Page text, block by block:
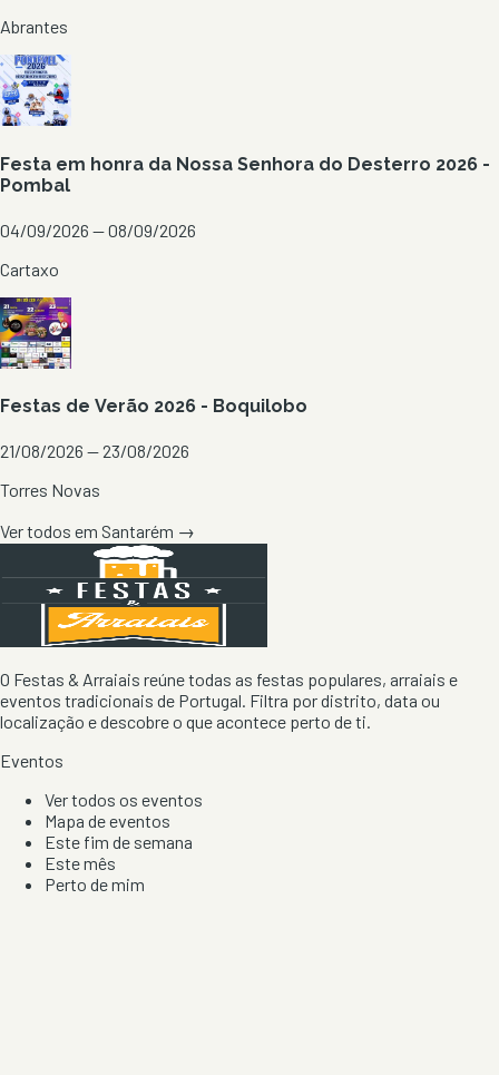
Abrantes
Festa em honra da Nossa Senhora do Desterro 2026 -
Pombal
04/09/2026 — 08/09/2026
Cartaxo
Festas de Verão 2026 - Boquilobo
21/08/2026 — 23/08/2026
Torres Novas
Ver todos em Santarém →
O Festas & Arraiais reúne todas as festas populares, arraiais e
eventos tradicionais de Portugal. Filtra por distrito, data ou
localização e descobre o que acontece perto de ti.
Eventos
Ver todos os eventos
Mapa de eventos
Este fim de semana
Este mês
Perto de mim